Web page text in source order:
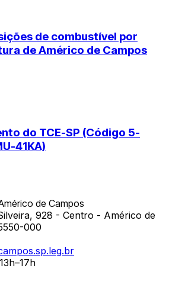
de combustível por
de Américo de Campos
do TCE-SP (Código 5-
41KA)
de Campos
928 - Centro - Américo de
000